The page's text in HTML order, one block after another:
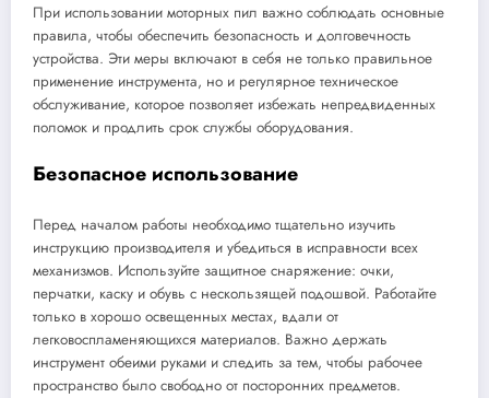
При использовании моторных пил важно соблюдать основные
правила, чтобы обеспечить безопасность и долговечность
устройства. Эти меры включают в себя не только правильное
применение инструмента, но и регулярное техническое
обслуживание, которое позволяет избежать непредвиденных
поломок и продлить срок службы оборудования.
Безопасное использование
Перед началом работы необходимо тщательно изучить
инструкцию производителя и убедиться в исправности всех
механизмов. Используйте защитное снаряжение: очки,
перчатки, каску и обувь с нескользящей подошвой. Работайте
только в хорошо освещенных местах, вдали от
легковоспламеняющихся материалов. Важно держать
инструмент обеими руками и следить за тем, чтобы рабочее
пространство было свободно от посторонних предметов.